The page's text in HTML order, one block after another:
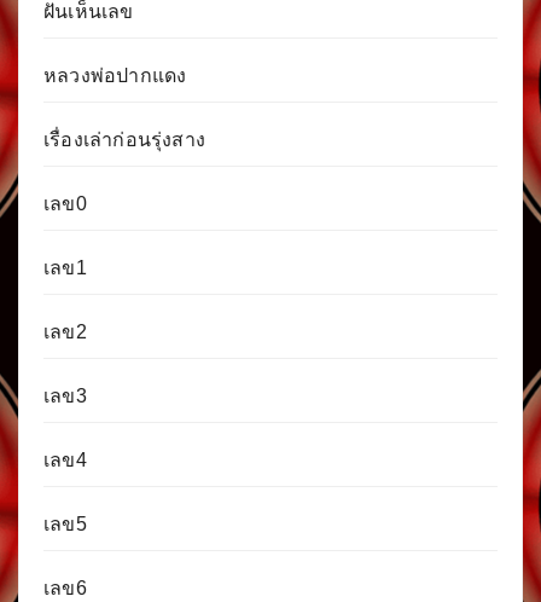
ฝันเห็นเลข
หลวงพ่อปากแดง
เรื่องเล่าก่อนรุ่งสาง
เลข0
เลข1
เลข2
เลข3
เลข4
เลข5
เลข6